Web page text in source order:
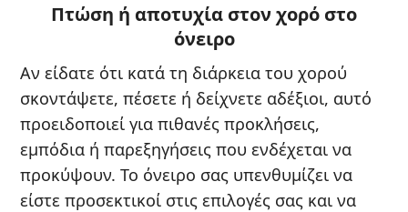
Πτώση ή αποτυχία στον χορό στο
όνειρο
Αν είδατε ότι κατά τη διάρκεια του χορού
σκοντάψετε, πέσετε ή δείχνετε αδέξιοι, αυτό
προειδοποιεί για πιθανές προκλήσεις,
εμπόδια ή παρεξηγήσεις που ενδέχεται να
προκύψουν. Το όνειρο σας υπενθυμίζει να
είστε προσεκτικοί στις επιλογές σας και να